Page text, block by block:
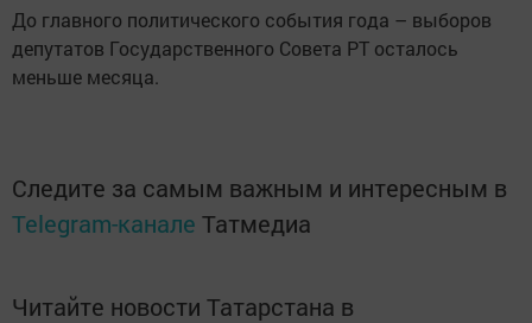
До главного политического события года – выборов
депутатов Государственного Совета РТ осталось
меньше месяца.
Следите за самым важным и интересным в
Telegram-канале Татмедиа
Читайте новости Татарстана в